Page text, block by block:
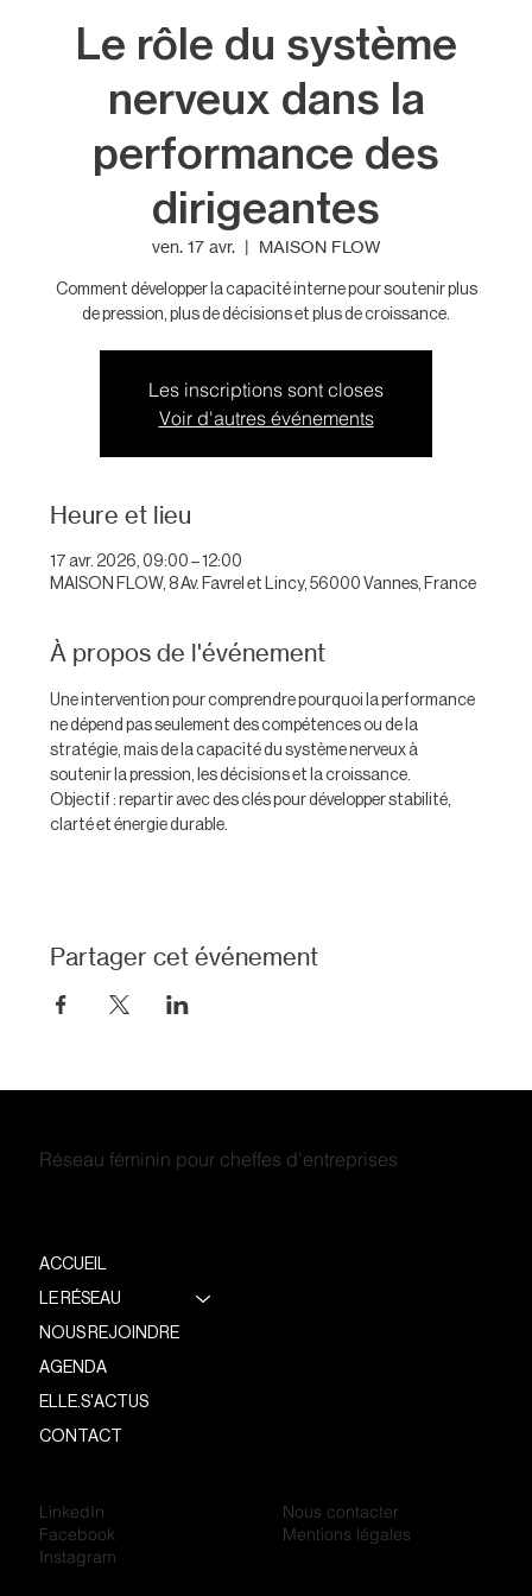
Le rôle du système
nerveux dans la
performance des
dirigeantes
ven. 17 avr.
  |
MAISON FLOW
Comment développer la capacité interne pour soutenir plus
de pression, plus de décisions et plus de croissance.
Les inscriptions sont closes
Voir d'autres événements
Heure et lieu
17 avr. 2026, 09:00 – 12:00
MAISON FLOW, 8 Av. Favrel et Lincy, 56000 Vannes, France
À propos de l'événement
Une intervention pour comprendre pourquoi la performance
ne dépend pas seulement des compétences ou de la
stratégie, mais de la capacité du système nerveux à
soutenir la pression, les décisions et la croissance.
Objectif : repartir avec des clés pour développer stabilité,
clarté et énergie durable.
Partager cet événement
Réseau féminin pour cheffes d'entreprises
ACCUEIL
LE RÉSEAU
NOUS REJOINDRE
AGENDA
ELLE.S'ACTUS
CONTACT
Nous contacter
Mentions légales
LinkedIn
Facebook
Instagram